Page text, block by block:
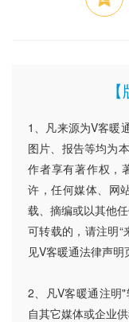
1、凡来源为V客暖
图片、报告等均为
作者享有著作权，
许，任何媒体、网
载、摘编或以其他
可转载的，请注明“
见V客暖通法律声明
2、凡V客暖通注明
自其它媒体或企业